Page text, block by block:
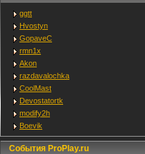
ggtt
Hvostyn
GopaveC
rmn1x
Akon
razdavalochka
CoolMast
Devostatortk
modify2h
Boevik
События ProPlay.ru